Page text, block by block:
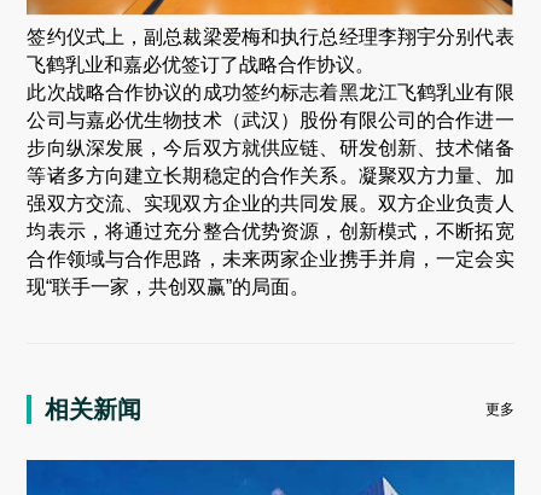
签约仪式上，副总裁梁爱梅和执行总经理李翔宇分别代表
飞鹤乳业和嘉必优签订了战略合作协议。
此次战略合作协议的成功签约标志着黑龙江飞鹤乳业有限
公司与嘉必优生物技术（武汉）股份有限公司的合作进一
步向纵深发展，今后双方就供应链、研发创新、技术储备
等诸多方向建立长期稳定的合作关系。凝聚双方力量、加
强双方交流、实现双方企业的共同发展。双方企业负责人
均表示，将通过充分整合优势资源，创新模式，不断拓宽
合作领域与合作思路，未来两家企业携手并肩，一定会实
现“联手一家，共创双赢”的局面。
相关新闻 更多